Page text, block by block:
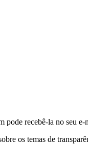
recebê-la no seu
os temas de